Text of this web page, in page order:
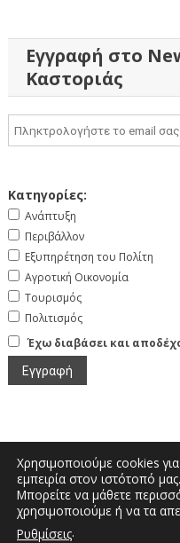
Εγγραφή στο
Καστοριάς
Κατηγορίες:
Ανάπτυξη
Περιβάλλον
Εξυπηρέτηση του Πολίτη
Αγροτική Οικονομία
Τουρισμός
Πολιτισμός
Έχω διαβάσει και
Μεγάλου
Τηλέφωνο:
Χρησιμοποιούμε cookies
εμπειρία στον ιστότοπό μας.
Μπορείτε να μάθετε
χρησιμοποιούμε ή να τα
Ρυθμίσεις.